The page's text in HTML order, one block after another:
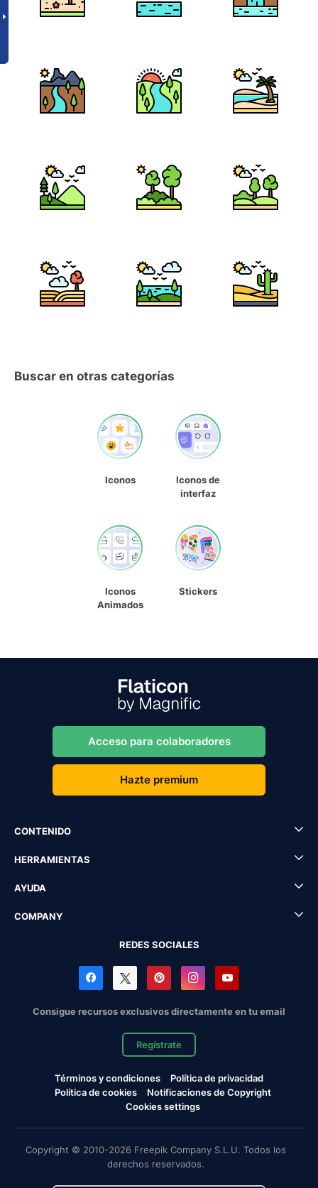
Buscar en otras categorías
Iconos
Iconos de
interfaz
Iconos
Animados
Stickers
Acceso para colaboradores
Hazte premium
CONTENIDO
HERRAMIENTAS
AYUDA
COMPANY
REDES SOCIALES
Consigue recursos exclusivos directamente en tu email
Regístrate
Términos y condiciones
Política de privacidad
Política de cookies
Notificaciones de Copyright
Cookies settings
Copyright © 2010-2026 Freepik Company S.L.U. Todos los
derechos reservados.